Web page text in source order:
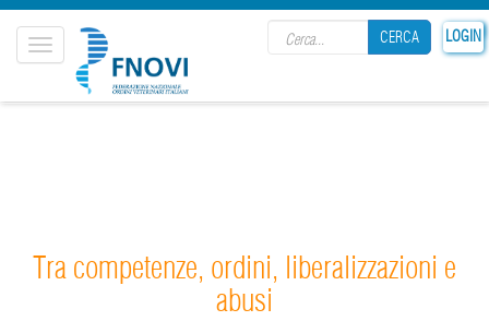
LOGIN
CERCA
Toggle
navigation
Tra competenze, ordini, liberalizzazioni e
abusi